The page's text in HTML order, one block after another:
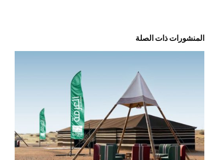
المنشورات ذات الصلة